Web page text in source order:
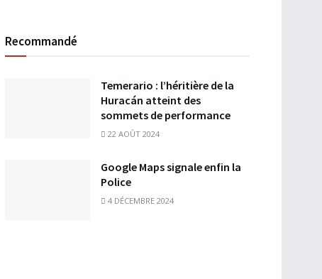
Recommandé
Temerario : l’héritière de la
Huracán atteint des
sommets de performance
22 AOÛT 2024
Google Maps signale enfin la
Police
4 DÉCEMBRE 2024